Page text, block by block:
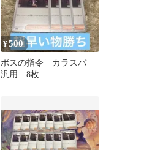
¥500
ボスの指令 カラスバ
汎用 8枚